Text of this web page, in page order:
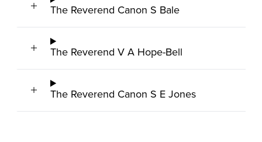
The Reverend Canon S Bale
The Reverend V A Hope-Bell
The Reverend Canon S E Jones